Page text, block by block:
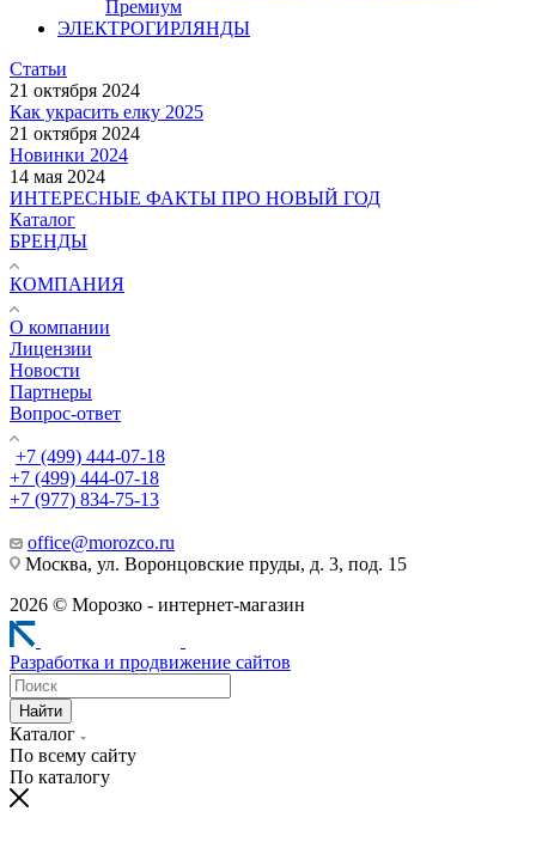
Премиум
ЭЛЕКТРОГИРЛЯНДЫ
Статьи
21 октября 2024
Как украсить елку 2025
21 октября 2024
Новинки 2024
14 мая 2024
ИНТЕРЕСНЫЕ ФАКТЫ ПРО НОВЫЙ ГОД
Каталог
БРЕНДЫ
КОМПАНИЯ
О компании
Лицензии
Новости
Партнеры
Вопрос-ответ
+7 (499) 444-07-18
+7 (499) 444-07-18
+7 (977) 834-75-13
office@morozco.ru
Москва, ул. Воронцовские пруды, д. 3, под. 15
2026 © Морозко - интернет-магазин
Разработка и продвижение сайтов
Найти
Каталог
По всему сайту
По каталогу